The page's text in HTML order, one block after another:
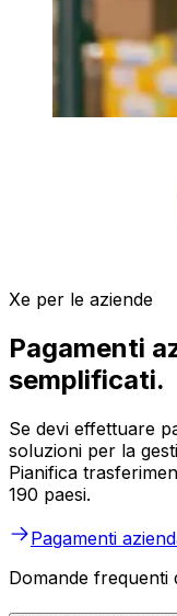
Xe per le aziende
Pagamenti
semplificati.
Se devi effettuare
soluzioni per la
Pianifica
190 paesi.
Pagamenti
Domande frequenti